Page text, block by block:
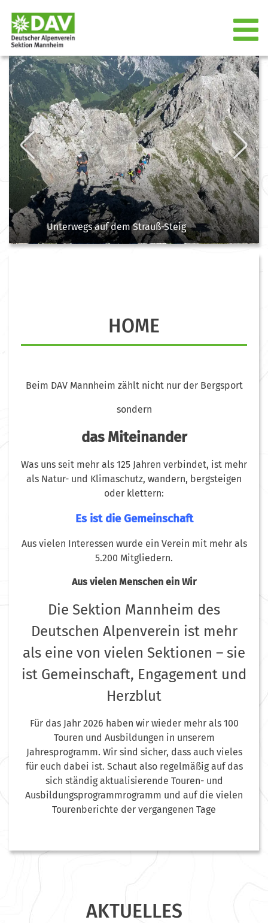
Unterwegs auf dem Strauß-Steig
Previous Next
HOME
Beim DAV Mannheim zählt nicht nur der Bergsport
sondern
das Miteinander
Was uns seit mehr als 125 Jahren verbindet, ist mehr
als Natur- und Klimaschutz, wandern, bergsteigen
oder klettern:
Es ist die Gemeinschaft
Aus vielen Interessen wurde ein Verein mit mehr als
5.200 Mitgliedern.
Aus vielen Menschen ein Wir
Die Sektion Mannheim des
Deutschen Alpenverein ist mehr
als eine von vielen Sektionen – sie
ist Gemeinschaft, Engagement und
Herzblut
Für das Jahr 2026 haben wir wieder mehr als 100
Touren und Ausbildungen in unserem
Jahresprogramm. Wir sind sicher, dass auch vieles
für euch dabei ist. Schaut also regelmäßig auf das
sich ständig aktualisierende Touren- und
Ausbildungsprogrammrogramm und auf die vielen
Tourenberichte der vergangenen Tage
AKTUELLES